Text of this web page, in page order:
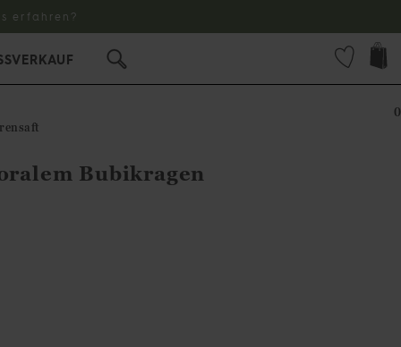
erfahren?
0
Bubikragen